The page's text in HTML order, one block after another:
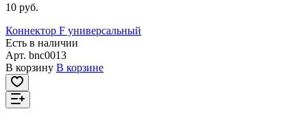
10 руб.
Коннектор F универсальный
Есть в наличии
Арт. bnc0013
В корзину В корзине